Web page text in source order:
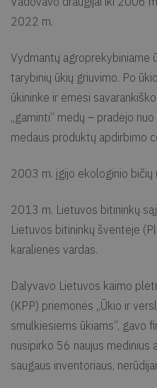
2022 m.
Vydmantų agroprekybiniame
tarybinių ūkių griuvimo. Po
ūkininke ir ėmėsi
„gaminti“ medų – pradėjo
medaus produktų apdirbimo
2003 m. įgijo ekologinio bičių
2013 m. Lietuvos bitininkų
Lietuvos bitininkų šventėje
karalienės vardas.
Dalyvavo Lietuvos kaimo
(KPP) priemonės „Ūkio ir
smulkiesiems ūkiams“, gavo
nusipirko 56 naujus medinius
saugaus inventoriaus,